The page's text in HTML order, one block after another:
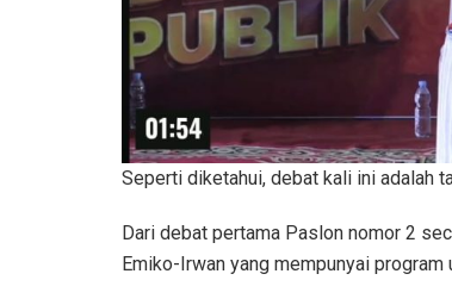
Seperti diketahui, debat kali ini adalah
Dari debat pertama Paslon nomor 2
Emiko-Irwan yang mempunyai program